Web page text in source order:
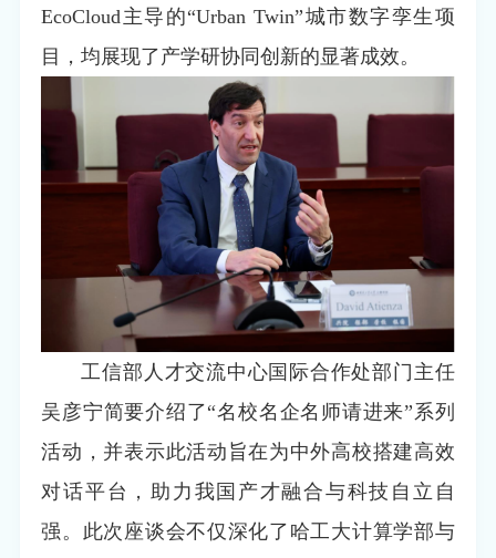
EcoCloud主导的“Urban Twin”城市数字孪生项
目，均展现了产学研协同创新的显著成效。
工信部人才交流中心国际合作处部门主任
吴彦宁简要介绍了“名校名企名师请进来”系列
活动，并表示此活动旨在为中外高校搭建高效
对话平台，助力我国产才融合与科技自立自
强。此次座谈会不仅深化了哈工大计算学部与